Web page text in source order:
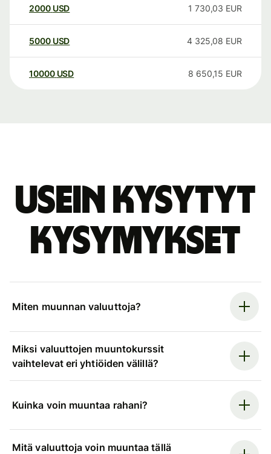
2000 USD 1 730,03 EUR
5000 USD 4 325,08 EUR
10000 USD 8 650,15 EUR
Usein kysytyt
kysymykset
Miten muunnan valuuttoja?
Miksi valuuttojen muuntokurssit
vaihtelevat eri yhtiöiden välillä?
Kuinka voin muuntaa rahani?
Mitä valuuttoja voin muuntaa tällä